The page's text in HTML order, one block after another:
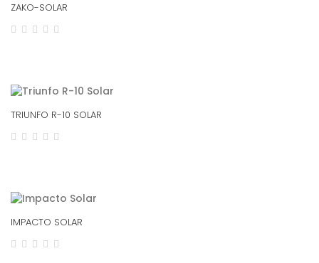
ZAKO-SOLAR
TRIUNFO R-10 SOLAR
IMPACTO SOLAR